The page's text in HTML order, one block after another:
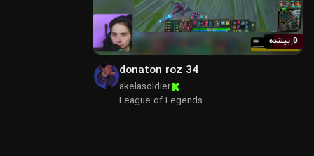
زنده0 بیننده
donaton roz 34
akelasoldier
League of Legends